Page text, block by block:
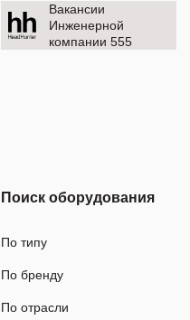
Вакансии
Инженерной
компании 555
Поиск оборудования
По типу
По бренду
По отрасли